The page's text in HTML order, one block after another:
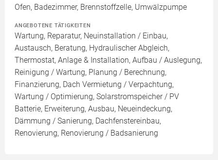
Ofen, Badezimmer, Brennstoffzelle, Umwälzpumpe
ANGEBOTENE TÄTIGKEITEN
Wartung, Reparatur, Neuinstallation / Einbau,
Austausch, Beratung, Hydraulischer Abgleich,
Thermostat, Anlage & Installation, Aufbau / Auslegung,
Reinigung / Wartung, Planung / Berechnung,
Finanzierung, Dach Vermietung / Verpachtung,
Wartung / Optimierung, Solarstromspeicher / PV
Batterie, Erweiterung, Ausbau, Neueindeckung,
Dämmung / Sanierung, Dachfenstereinbau,
Renovierung, Renovierung / Badsanierung